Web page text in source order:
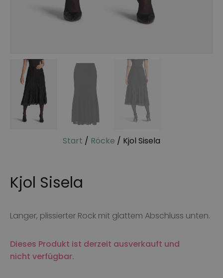
Start / Röcke / Kjol Sisela
Kjol Sisela
Langer, plissierter Rock mit glattem Abschluss unten.
Dieses Produkt ist derzeit ausverkauft und
nicht verfügbar.